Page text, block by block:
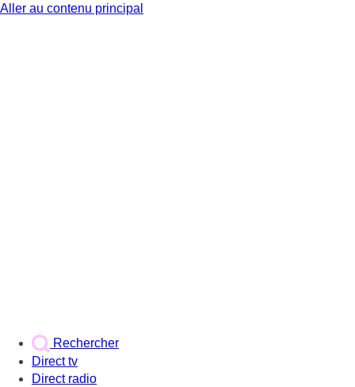
Aller au contenu principal
Rechercher
Direct tv
Direct radio